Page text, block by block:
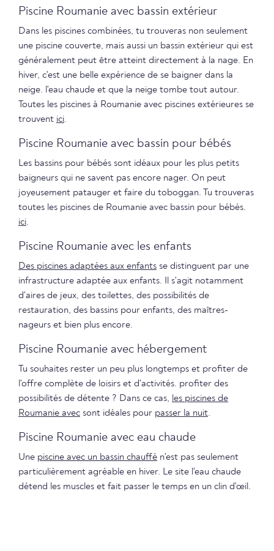
Piscine Roumanie avec bassin extérieur
Dans les piscines combinées, tu trouveras non seulement
une piscine couverte, mais aussi un bassin extérieur qui est
généralement peut être atteint directement à la nage. En
hiver, c'est une belle expérience de se baigner dans la
neige. l'eau chaude et que la neige tombe tout autour.
Toutes les piscines à Roumanie avec piscines extérieures se
trouvent ici.
Piscine Roumanie avec bassin pour bébés
Les bassins pour bébés sont idéaux pour les plus petits
baigneurs qui ne savent pas encore nager. On peut
joyeusement patauger et faire du toboggan. Tu trouveras
toutes les piscines de Roumanie avec bassin pour bébés.
ici.
Piscine Roumanie avec les enfants
Des piscines adaptées aux enfants se distinguent par une
infrastructure adaptée aux enfants. Il s'agit notamment
d'aires de jeux, des toilettes, des possibilités de
restauration, des bassins pour enfants, des maîtres-
nageurs et bien plus encore.
Piscine Roumanie avec hébergement
Tu souhaites rester un peu plus longtemps et profiter de
l'offre complète de loisirs et d'activités. profiter des
possibilités de détente ? Dans ce cas, les piscines de
Roumanie avec sont idéales pour passer la nuit.
Piscine Roumanie avec eau chaude
Une piscine avec un bassin chauffé n'est pas seulement
particulièrement agréable en hiver. Le site l'eau chaude
détend les muscles et fait passer le temps en un clin d'œil.